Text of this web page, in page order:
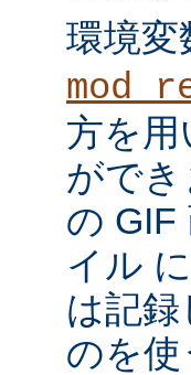
環境変
方を
がで
の GIF
イル
は記
のを